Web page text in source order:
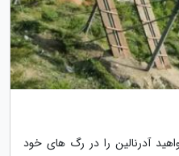
آدرنالین را در رگ های خود